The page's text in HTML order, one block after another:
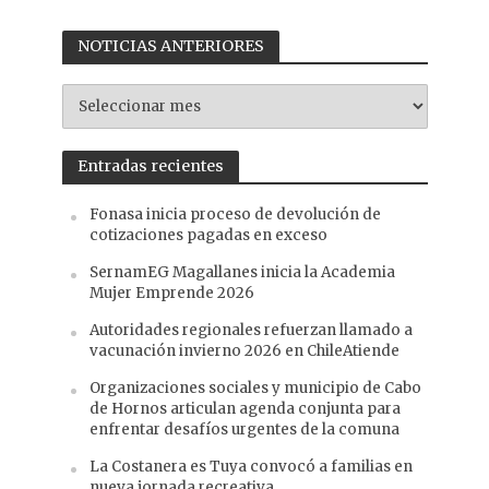
NOTICIAS ANTERIORES
ANTERIORES
Entradas recientes
Fonasa inicia proceso de devolución de
cotizaciones pagadas en exceso
SernamEG Magallanes inicia la Academia
Mujer Emprende 2026
Autoridades regionales refuerzan llamado a
vacunación invierno 2026 en ChileAtiende
Organizaciones sociales y municipio de Cabo
de Hornos articulan agenda conjunta para
enfrentar desafíos urgentes de la comuna
La Costanera es Tuya convocó a familias en